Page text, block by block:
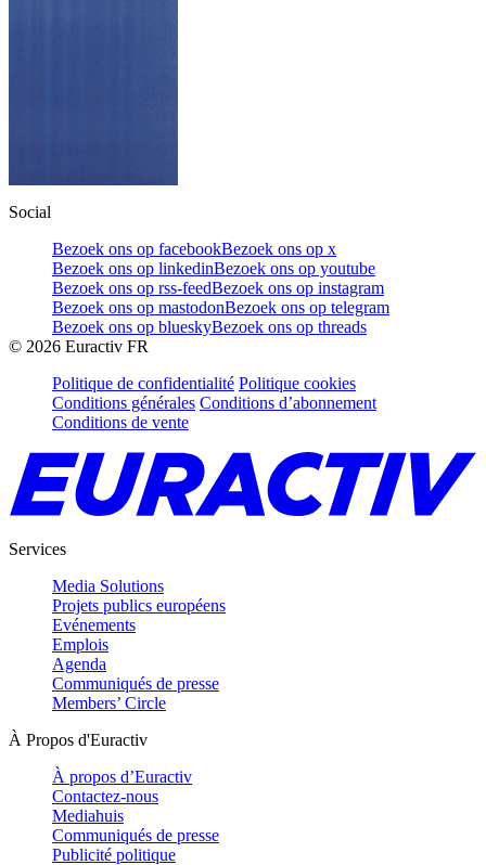
Social
Bezoek ons op facebookBezoek ons op x
Bezoek ons op linkedinBezoek ons op youtube
Bezoek ons op rss-feedBezoek ons op instagram
Bezoek ons op mastodonBezoek ons op telegram
Bezoek ons op blueskyBezoek ons op threads
© 2026 Euractiv FR
Politique de confidentialité Politique cookies
Conditions générales Conditions d’abonnement
Conditions de vente
Services
Media Solutions
Projets publics européens
Evénements
Emplois
Agenda
Communiqués de presse
Members’ Circle
À Propos d'Euractiv
À propos d’Euractiv
Contactez-nous
Mediahuis
Communiqués de presse
Publicité politique